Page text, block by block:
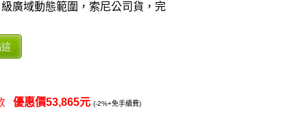
廣域動態範圍，索尼公司貨，完
優惠價53,865元 (-2%+免手續費)